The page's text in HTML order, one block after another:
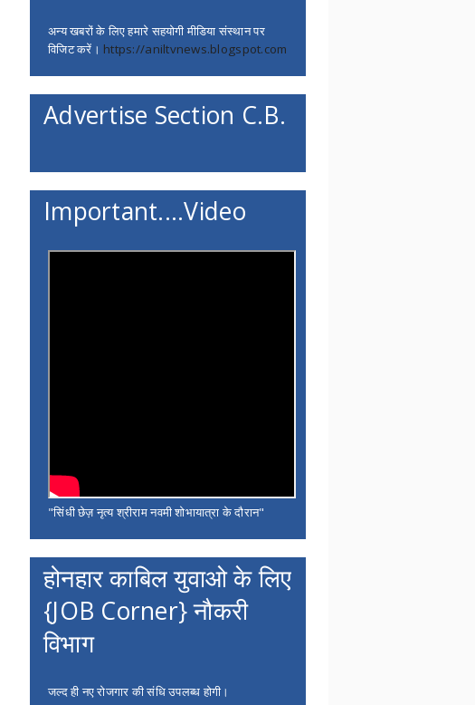
अन्य खबरों के लिए हमारे सहयोगी मीडिया संस्थान पर
विजिट करें। https://aniltvnews.blogspot.com
Advertise Section C.B.
Important....Video
"सिंधी छेज़ नृत्य श्रीराम नवमी शोभायात्रा के दौरान"
होनहार काबिल युवाओ के लिए
{JOB Corner} नौकरी
विभाग
जल्द ही नए रोजगार की संधि उपलब्ध होगी।